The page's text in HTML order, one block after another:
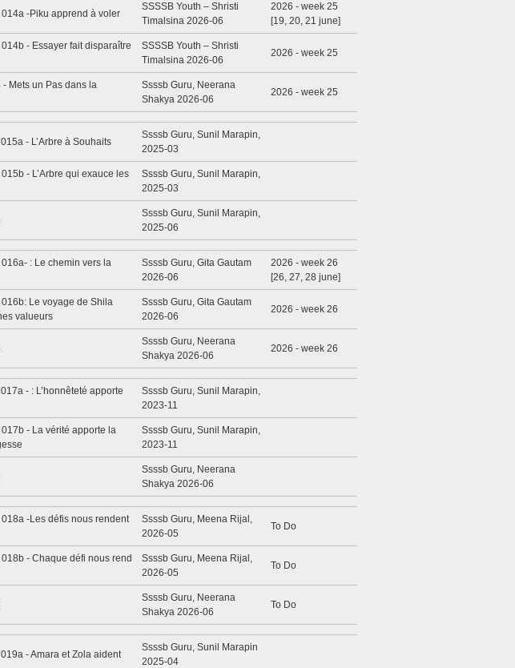
-Piku apprend à voler
SSSSB Youth – Shristi
Timalsina 2026-06
2026 - week 25
[19, 20, 21 june]
- Essayer fait disparaître
SSSSB Youth – Shristi
Timalsina 2026-06
2026 - week 25
Mets un Pas dans la
Ssssb Guru, Neerana
Shakya 2026-06
2026 - week 25
- L’Arbre à Souhaits
Ssssb Guru, Sunil Marapin,
2025-03
- L’Arbre qui exauce les
Ssssb Guru, Sunil Marapin,
2025-03
Ssssb Guru, Sunil Marapin,
2025-06
: Le chemin vers la
Ssssb Guru, Gita Gautam
2026-06
2026 - week 26
[26, 27, 28 june]
Le voyage de Shila
valueurs
Ssssb Guru, Gita Gautam
2026-06
2026 - week 26
Ssssb Guru, Neerana
Shakya 2026-06
2026 - week 26
- : L’honnêteté apporte
Ssssb Guru, Sunil Marapin,
2023-11
- La vérité apporte la
Ssssb Guru, Sunil Marapin,
2023-11
Ssssb Guru, Neerana
Shakya 2026-06
-Les défis nous rendent
Ssssb Guru, Meena Rijal,
2026-05
To Do
- Chaque défi nous rend
Ssssb Guru, Meena Rijal,
2026-05
To Do
Ssssb Guru, Neerana
Shakya 2026-06
To Do
- Amara et Zola aident
Ssssb Guru, Sunil Marapin
2025-04